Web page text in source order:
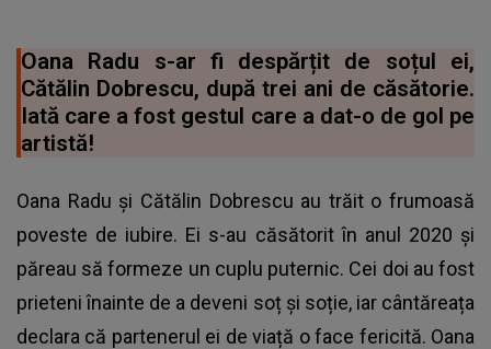
Oana Radu s-ar fi despărțit de soțul ei,
Cătălin Dobrescu, după trei ani de căsătorie.
Iată care a fost gestul care a dat-o de gol pe
artistă!
Oana Radu și Cătălin Dobrescu au trăit o frumoasă
poveste de iubire. Ei s-au căsătorit în anul 2020 și
păreau să formeze un cuplu puternic. Cei doi au fost
prieteni înainte de a deveni soț și soție, iar cântăreața
declara că partenerul ei de viață o face fericită. Oana